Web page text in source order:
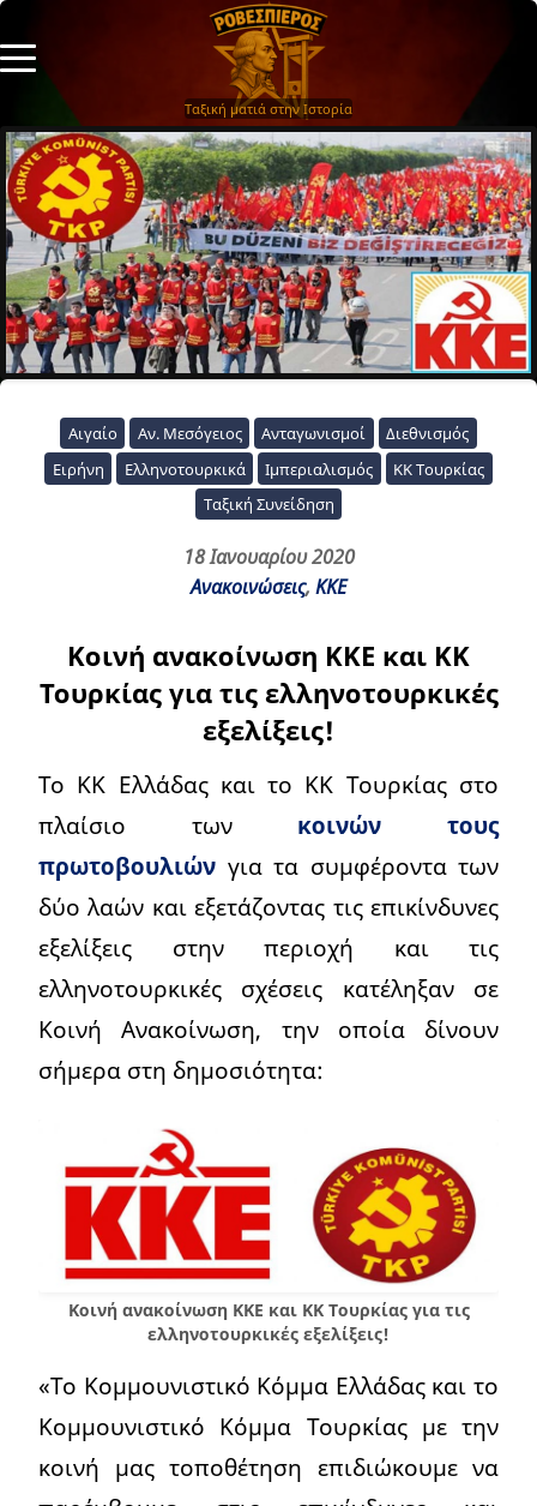
Ταξική ματιά στην Ιστορία
Αιγαίο Αν. Μεσόγειος Ανταγωνισμοί
Διεθνισμός
Ειρήνη
Ελληνοτουρκικά Ιμπεριαλισμός
ΚΚ Τουρκίας
Ταξική Συνείδηση
18 Ιανουαρίου 2020
Ανακοινώσεις, ΚΚΕ
Κοινή ανακοίνωση ΚΚΕ και ΚΚ
Τουρκίας για τις ελληνοτουρκικές
εξελίξεις!
Το ΚΚ Ελλάδας και το ΚΚ Τουρκίας στο
πλαίσιο των κοινών τους
πρωτοβουλιών για τα συμφέροντα των
δύο λαών και εξετάζοντας τις επικίνδυνες
εξελίξεις στην περιοχή και τις
ελληνοτουρκικές σχέσεις κατέληξαν σε
Κοινή Ανακοίνωση, την οποία δίνουν
σήμερα στη δημοσιότητα:
Κοινή ανακοίνωση ΚΚΕ και ΚΚ Τουρκίας για τις
ελληνοτουρκικές εξελίξεις!
«Το Κομμουνιστικό Κόμμα Ελλάδας και το
Κομμουνιστικό Κόμμα Τουρκίας με την
κοινή μας τοποθέτηση επιδιώκουμε να